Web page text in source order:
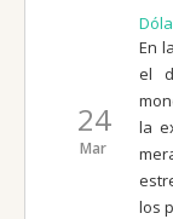
24
Mar
En
el
la
los